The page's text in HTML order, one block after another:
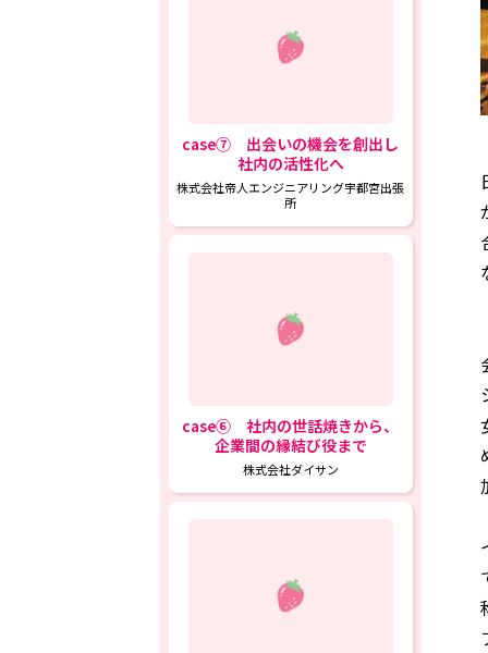
case⑦ 出会いの機会を創出し
社内の活性化へ
株式会社帝人エンジニアリング宇都宮出張
所
case⑥ 社内の世話焼きから、
企業間の縁結び役まで
株式会社ダイサン